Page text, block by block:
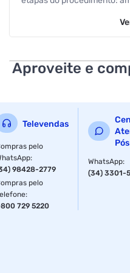
a regeneração da
produto hidrata a pele por
Departamento
Aproveite e
Televendas
pelo
:
98428-2779
pelo
:
729 5220
WhatsApp:
(34) 3301-